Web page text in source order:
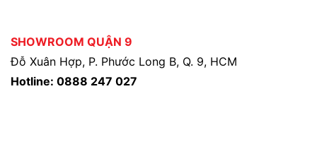
SHOWROOM QUẬN 9
Đỗ Xuân Hợp, P. Phước Long B, Q. 9, HCM
Hotline: 0888 247 027